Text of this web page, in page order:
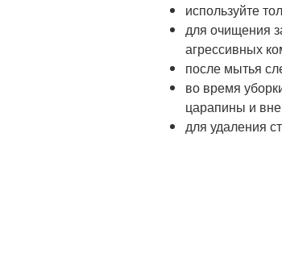
используйте
для очищения
агрессивных
после мытья
во время
царапины и
для удаления